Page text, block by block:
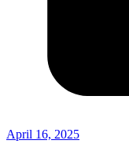
April 16, 2025